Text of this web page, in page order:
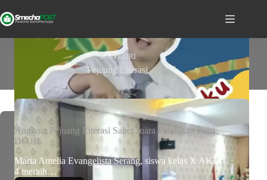
KATEGORI
Pejuang Literasi
Anggota Pejuang Literasi Sabet Juara Penulisan Puisi
Di UB
Maria Amelia Evangelista Serang, siswa kelas X AKL
4 meraih…